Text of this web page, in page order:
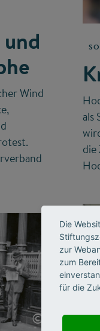
Wind
als
die
©
Die
zur
zum
für die